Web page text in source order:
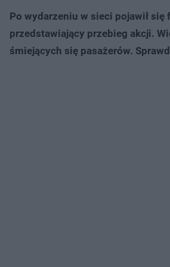
Po wydarzeniu w sieci pojawił się
przedstawiający przebieg akcji.
śmiejących się pasażerów.